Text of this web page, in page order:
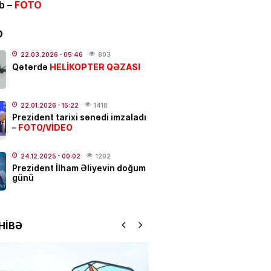
bürcləri
- 12:33
güclü yanğınBAŞLAYIB
- 12:09 154
mətbuat katibi
– FOTO
22.03.2026 - 05:46 803
Qətərdə HELİKOPTER QƏZASI
22.01.2026 - 15:22 1418
Prezident tarixi sənədi imzaladı
– FOTO/VİDEO
24.12.2025 - 00:02 1202
Prezident İlham Əliyevin doğum
günü